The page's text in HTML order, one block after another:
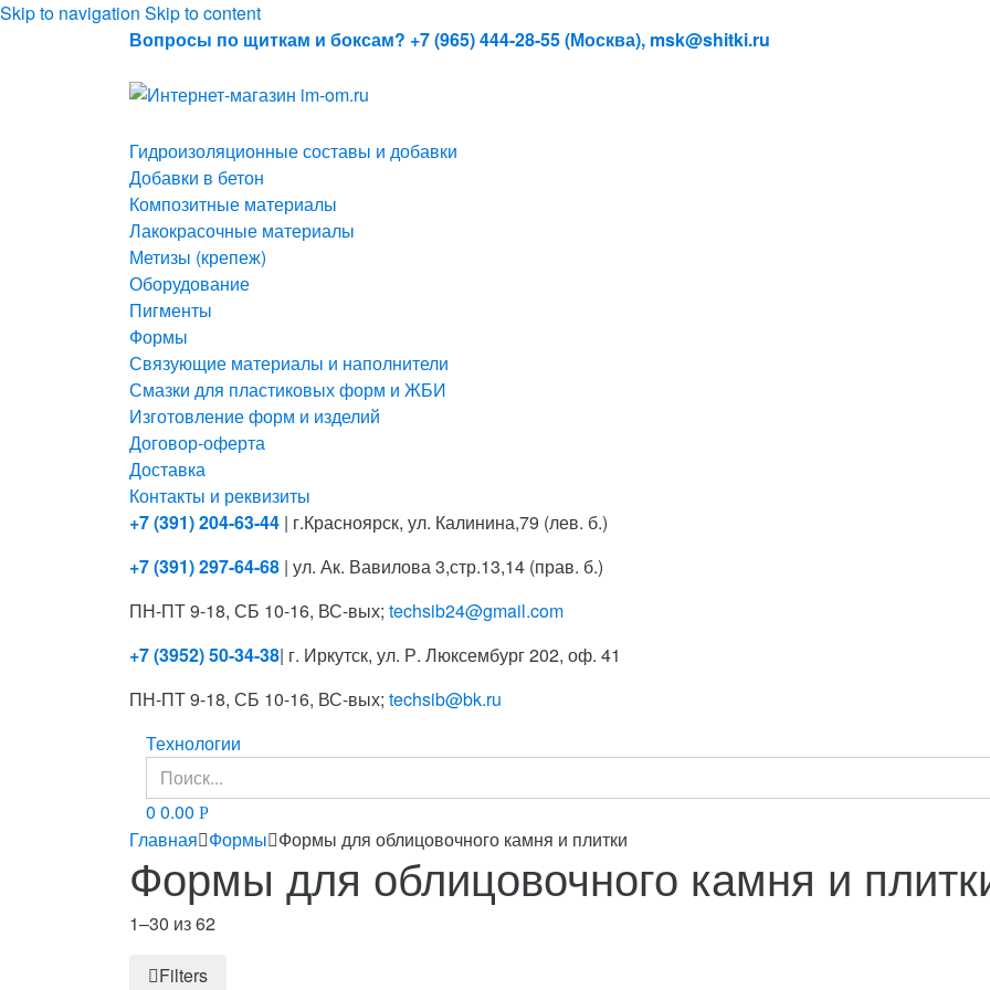
Skip to navigation Skip to content
Вопросы по щиткам и боксам? +7 (965) 444-28-55 (Москва), msk@shitki.ru
Гидроизоляционные составы и добавки
Добавки в бетон
Композитные материалы
Лакокрасочные материалы
Метизы (крепеж)
Оборудование
Пигменты
Формы
Связующие материалы и наполнители
Смазки для пластиковых форм и ЖБИ
Изготовление форм и изделий
Договор-оферта
Доставка
Контакты и реквизиты
+7 (391) 204-63-44 | г.Красноярск, ул. Калинина,79 (лев. б.)
+7 (391) 297-64-68 | ул. Ак. Вавилова 3,стр.13,14 (прав. б.)
ПН-ПТ 9-18, СБ 10-16, ВС-вых; techsib24@gmail.com
+7 (3952) 50-34-38| г. Иркутск, ул. Р. Люксембург 202, оф. 41
ПН-ПТ 9-18, СБ 10-16, ВС-вых; techsib@bk.ru
Технологии
Search
for:
0 0.00 Р
Главная Формы Формы для облицовочного камня и плитки
Формы для облицовочного камня и
1–30 из 62
Filters